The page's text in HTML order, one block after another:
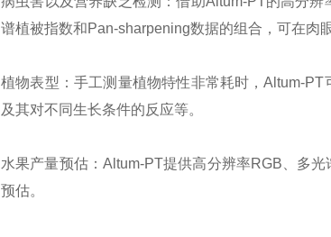
谱植被指数和Pan-sharpening数据的组合，可在肉
植物表型：手工测量植物特性非常耗时，Altum-
及其对不同生长条件的反应等。
水果产量预估：Altum-PT提供高分辨率RGB、多
预估。